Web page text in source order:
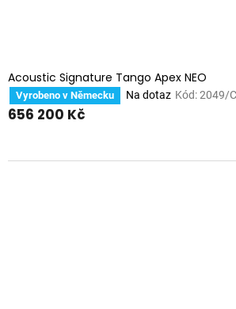
Acoustic Signature Tango Apex NEO
Vyrobeno v Německu Na dotaz Kód:2049/
656 200 Kč